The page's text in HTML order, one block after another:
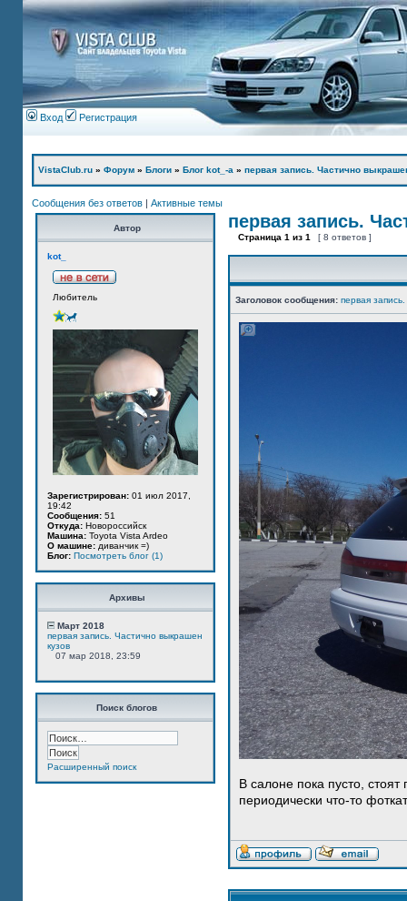
Вход Регистрация
VistaClub.ru » Форум » Блоги » Блог kot_-а » первая запись. Частично
Сообщения без ответов | Активные темы
Автор
kot_
Любитель
Зарегистрирован: 01 июл 2017,
19:42
Сообщения: 51
Откуда: Новороссийск
Машина: Toyota Vista Ardeo
О машине: диванчик =)
Блог: Посмотреть блог (1)
Архивы
Март 2018
первая запись. Частично выкрашен
кузов
07 мар 2018, 23:59
Поиск блогов
Расширенный поиск
первая запись.
Страница 1 из 1 [ 8 ответов ]
Заголовок сообщения: первая
В салоне пока пусто,
периодически что-то